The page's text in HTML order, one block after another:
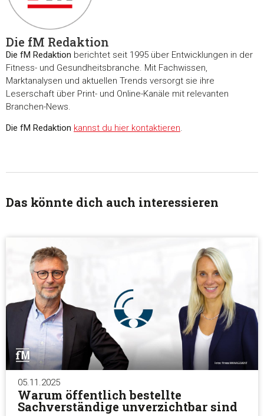
Die fM Redaktion
Die fM Redaktion berichtet seit 1995 über Entwicklungen in der
Fitness- und Gesundheitsbranche. Mit Fachwissen,
Marktanalysen und aktuellen Trends versorgt sie ihre
Leserschaft über Print- und Online-Kanäle mit relevanten
Branchen-News.
Die fM Redaktion kannst du hier kontaktieren.
Das könnte dich auch interessieren
05.11.2025
Warum öffentlich bestellte
Sachverständige unverzichtbar sind